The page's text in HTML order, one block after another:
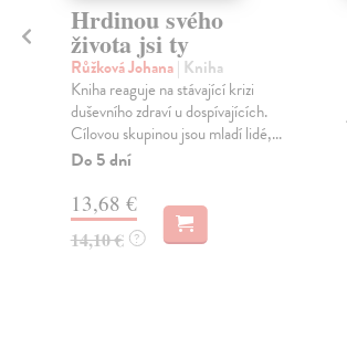
Hrdinou svého
života jsi ty
Růžková Johana| Kniha
Kniha reaguje na stávající krizi
duševního zdraví u dospívajících.
Cílovou skupinou jsou mladí lidé,...
Do 5 dní
13,68 €
14,10 € ?